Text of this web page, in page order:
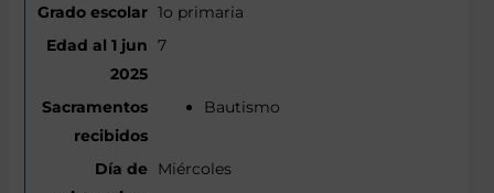
1o primaria
7
Bautismo
Miércoles